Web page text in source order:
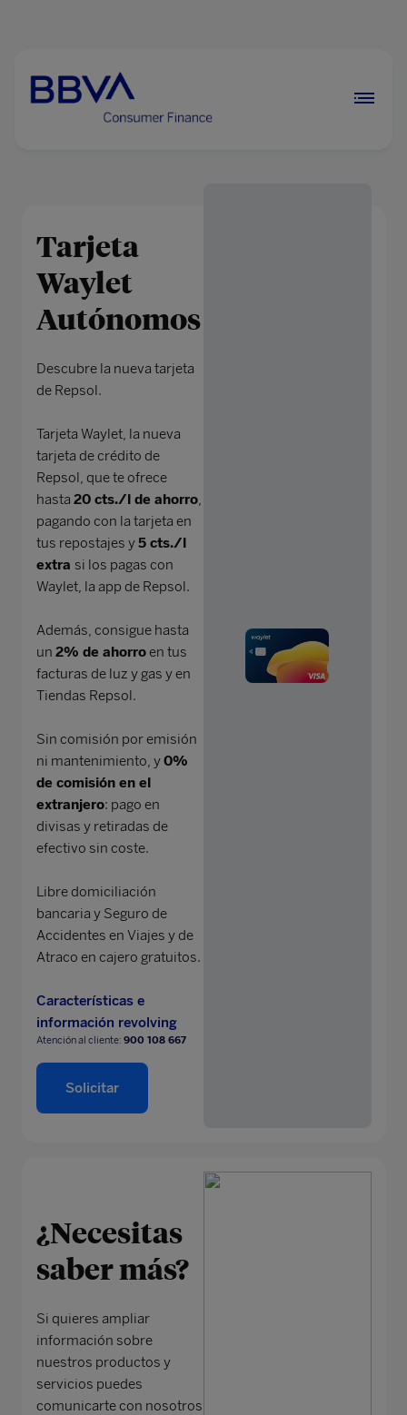
Tarjeta
Waylet
Autónomos
Descubre la nueva tarjeta
de Repsol.
Tarjeta Waylet, la nueva
tarjeta de crédito de
Repsol, que te ofrece
hasta 20 cts./l de ahorro,
pagando con la tarjeta en
tus repostajes y5 cts./l
extra si los pagas con
Waylet, la app de Repsol.
Además, consigue hasta
un 2% de ahorroen tus
facturas de luz y gas y en
Tiendas Repsol.
Sin comisión por emisión
ni mantenimiento, y0%
de comisión en el
extranjero: pago en
divisas y retiradas de
efectivo sin coste.
Libre domiciliación
bancaria y Seguro de
Accidentes en Viajes y de
Atraco en cajero gratuitos.
Características e
información revolving
Atención al cliente: 900 108 667
Solicitar
¿Necesitas
saber más?
Si quieres ampliar
información sobre
nuestros productos y
servicios puedes
comunicarte con nosotros